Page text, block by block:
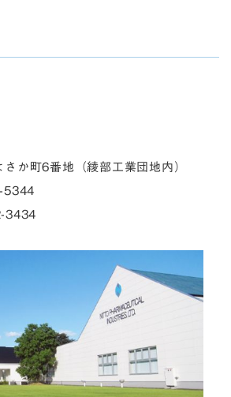
か町6番地（綾部工業団地内）
5344
3434